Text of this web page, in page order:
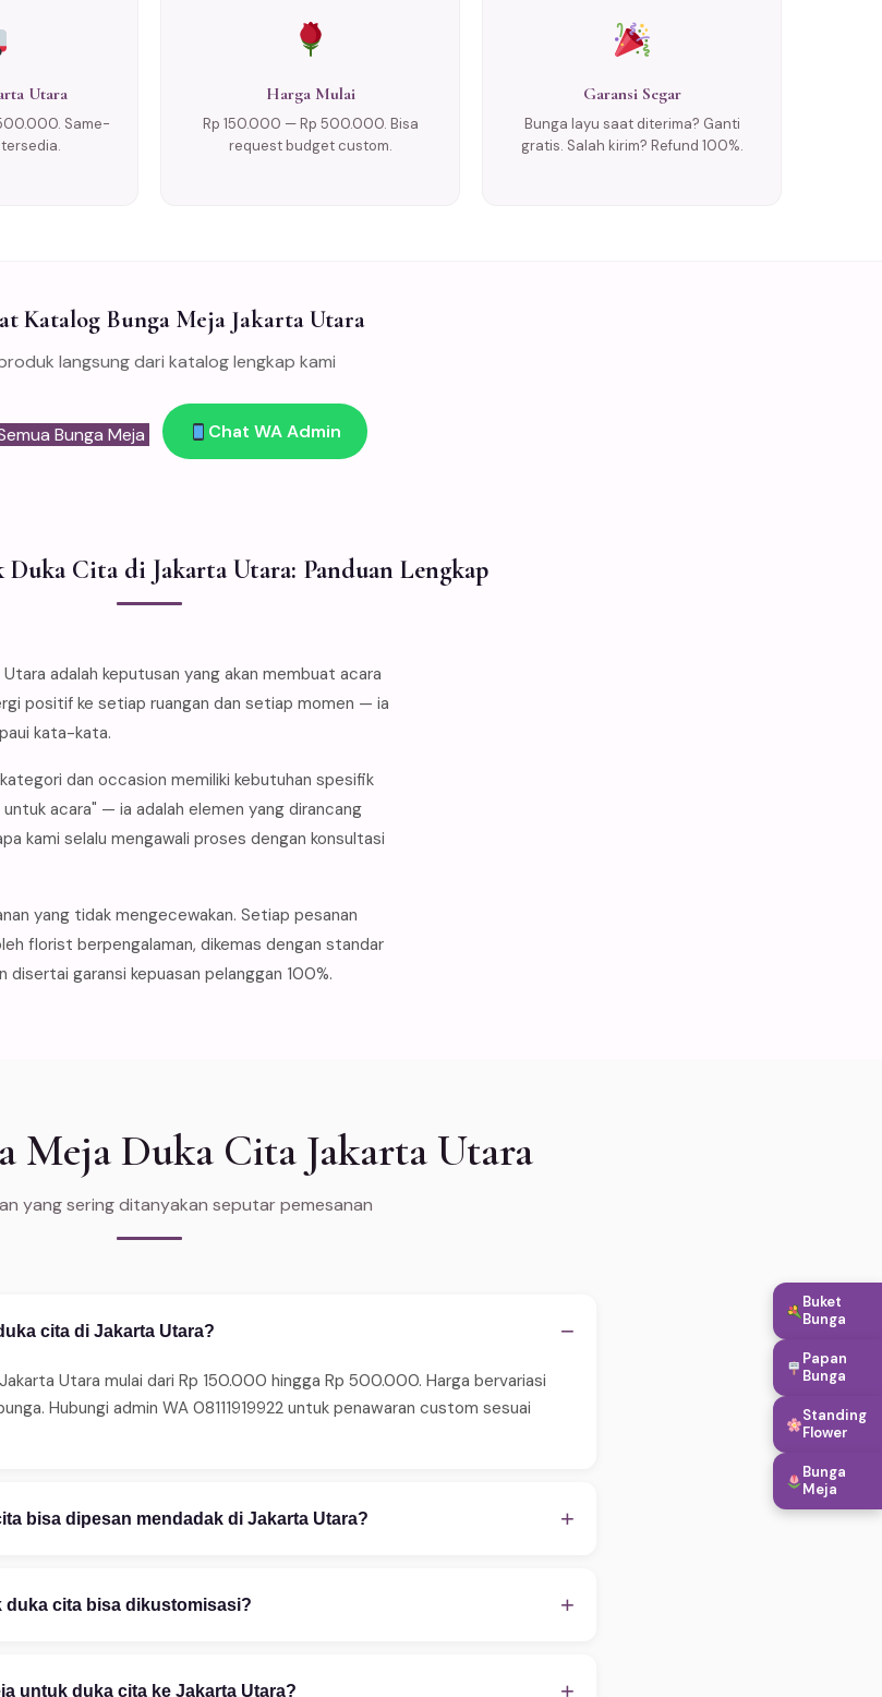
Utara
Same-
Harga Mulai
Rp 150.000 — Rp 500.000. Bisa
request budget custom.
Garansi Segar
Bunga layu saat diterima? Ganti
gratis. Salah kirim? Refund 100%.
Katalog Bunga Meja Jakarta Utara
langsung dari katalog lengkap kami
Bunga Meja Chat WA Admin
Cita di Jakarta Utara: Panduan Lengkap
adalah keputusan yang akan membuat acara
positif ke setiap ruangan dan setiap momen — ia
kata-kata.
dan occasion memiliki kebutuhan spesifik
acara" — ia adalah elemen yang dirancang
kami selalu mengawali proses dengan konsultasi
yang tidak mengecewakan. Setiap pesanan
florist berpengalaman, dikemas dengan standar
garansi kepuasan pelanggan 100%.
Meja Duka Cita Jakarta Utara
yang sering ditanyakan seputar pemesanan
cita di Jakarta Utara? −
Utara mulai dari Rp 150.000 hingga Rp 500.000. Harga bervariasi
Hubungi admin WA 08111919922 untuk penawaran custom sesuai
bisa dipesan mendadak di Jakarta Utara? +
express 2–4 jam untuk area tertentu. Hubungi WA untuk konfirmasi
cita bisa dikustomisasi? +
08111919922. Foto referensi sangat membantu proses
untuk duka cita ke Jakarta Utara? +
Buket
Bunga
Papan
Bunga
Standing
Flower
Bunga
Meja